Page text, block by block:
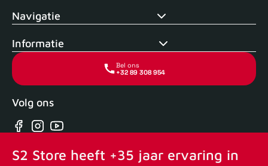
Navigatie
Informatie
Bel ons
+32 89 308 954
Volg ons
Facebook
Instagram
YouTube
S2 Store heeft +35 jaar ervaring in